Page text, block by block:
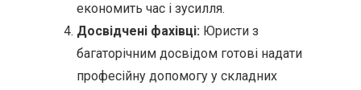
економить час і зусилля.
Досвідчені фахівці: Юристи з
багаторічним досвідом готові надати
професійну допомогу у складних